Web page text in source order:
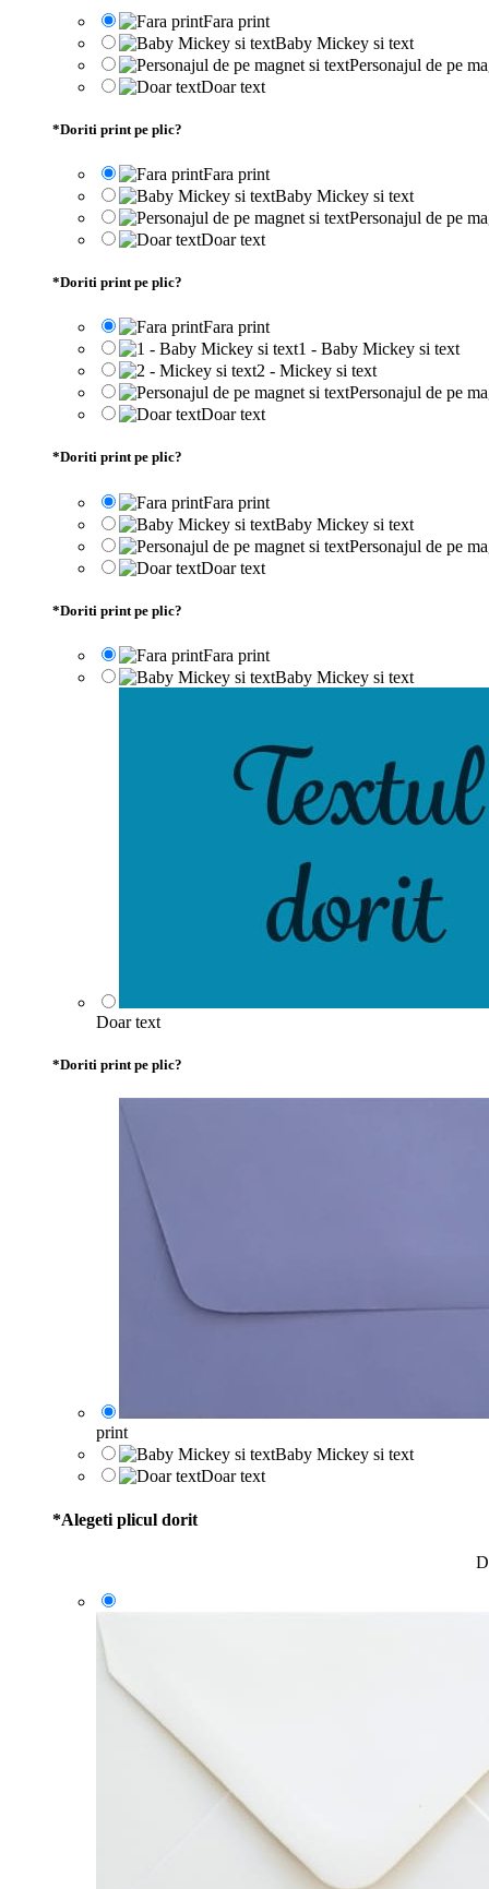
Fara print
Baby Mickey si text
Personajul de pe
Doar text
*Doriti print pe plic?
Fara print
Baby Mickey si text
Personajul de pe
Doar text
*Doriti print pe plic?
Fara print
1 - Baby Mickey si text
2 - Mickey si text
Personajul de pe
Doar text
*Doriti print pe plic?
Fara print
Baby Mickey si text
Personajul de pe
Doar text
*Doriti print pe plic?
Fara print
Baby Mickey si text
Doar text
*Doriti print pe plic?
print
Baby Mickey si text
Doar text
*Alegeti plicul dorit